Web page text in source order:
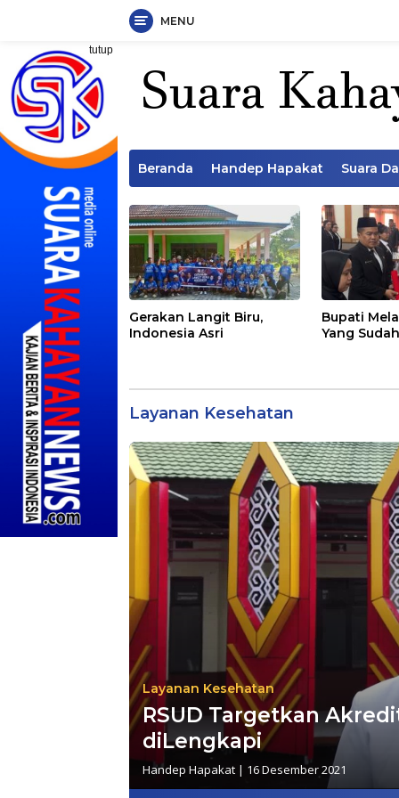
Langsung
konten
MENU
tutup
Beranda Handep Hapakat Suara
Gerakan Langit Biru,
Indonesia Asri
Bupati
Yang
Layanan Kesehatan
Layanan Kesehatan
RSUD Targetkan
diLengkapi
Handep Hapakat | 16 Desember 2021